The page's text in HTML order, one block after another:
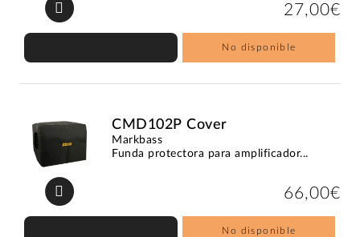
27,00€
No disponible
CMD102P Cover
Markbass
Funda protectora para amplificador...
66,00€
No disponible